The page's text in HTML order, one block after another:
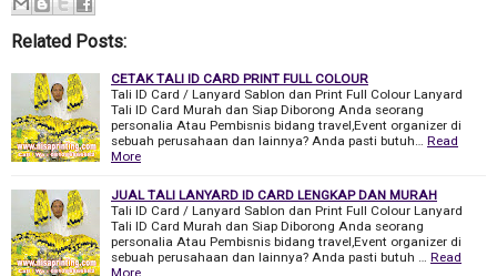
Related Posts:
CETAK TALI ID CARD PRINT FULL COLOUR
Tali ID Card / Lanyard Sablon dan Print Full Colour Lanyard
Tali ID Card Murah dan Siap Diborong Anda seorang
personalia Atau Pembisnis bidang travel,Event organizer di
sebuah perusahaan dan lainnya? Anda pasti butuh… Read
More
JUAL TALI LANYARD ID CARD LENGKAP DAN MURAH
Tali ID Card / Lanyard Sablon dan Print Full Colour Lanyard
Tali ID Card Murah dan Siap Diborong Anda seorang
personalia Atau Pembisnis bidang travel,Event organizer di
sebuah perusahaan dan lainnya? Anda pasti butuh … Read